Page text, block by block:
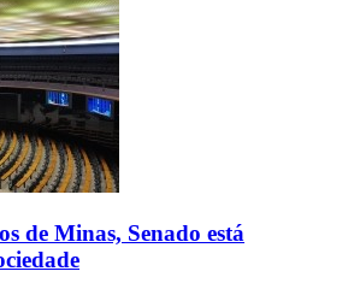
de Minas, Senado está